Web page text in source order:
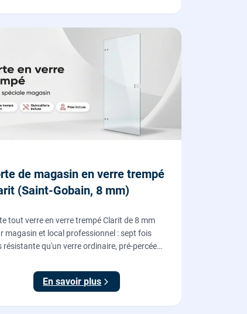
de magasin en verre trempé
(Saint-Gobain, 8 mm)
tout verre en verre trempé Clarit de 8 mm
magasin et local professionnel : sept fois
résistante qu'un verre ordinaire, pré-percée
vitriers avec sa quincaillerie (pivots, serrure,
En savoir plus